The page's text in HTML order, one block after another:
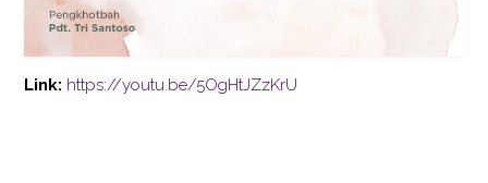
Link: https://youtu.be/5OgHtJZzKrU